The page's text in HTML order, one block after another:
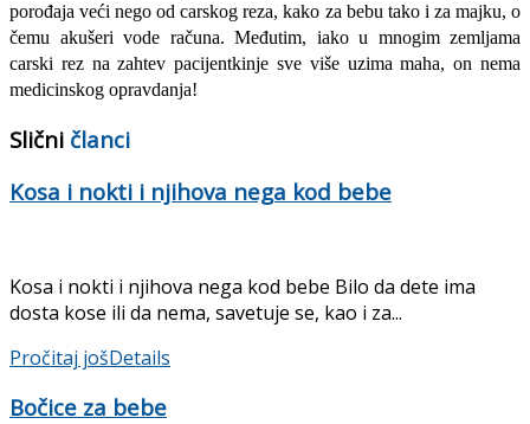
porođaja veći nego od carskog reza, kako za bebu tako i za majku, o
čemu akušeri vode računa. Međutim, iako u mnogim zemljama
carski rez na zahtev pacijentkinje sve više uzima maha, on nema
medicinskog opravdanja!
Slični članci
Kosa i nokti i njihova nega kod bebe
Kosa i nokti i njihova nega kod bebe Bilo da dete ima
dosta kose ili da nema, savetuje se, kao i za...
Pročitaj jošDetails
Bočice za bebe